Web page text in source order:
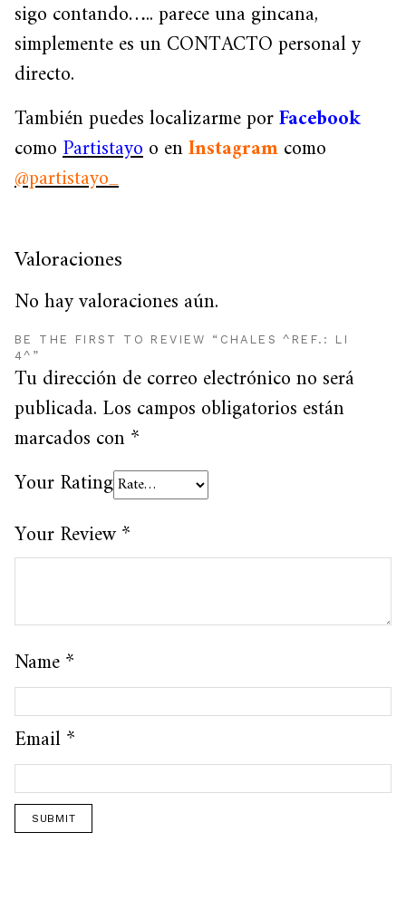
sigo contando….. parece una gincana,
simplemente es un CONTACTO personal y
directo.
También puedes localizarme porFacebook
comoPartistayoo enInstagramcomo
@partistayo_
Valoraciones
No hay valoraciones aún.
BE THE FIRST TO REVIEW “CHALES ^REF.: LI
4^”
Tu dirección de correo electrónico no será
publicada. Los campos obligatorios están
marcados con*
Your Rating
Your Review*
Name*
Email*